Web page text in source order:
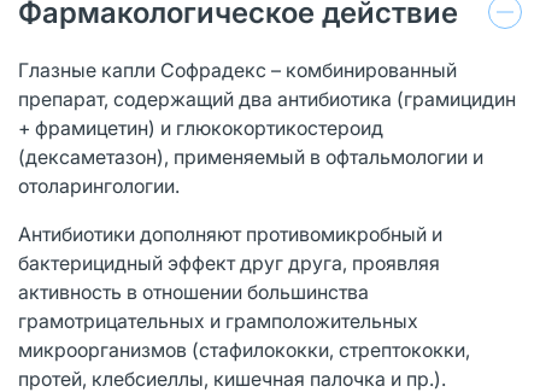
Фармакологическое действие
Глазные капли Софрадекс – комбинированный
препарат, содержащий два антибиотика (грамицидин
+ фрамицетин) и глюкокортикостероид
(дексаметазон), применяемый в офтальмологии и
отоларингологии.
Антибиотики дополняют противомикробный и
бактерицидный эффект друг друга, проявляя
активность в отношении большинства
грамотрицательных и грамположительных
микроорганизмов (стафилококки, стрептококки,
протей, клебсиеллы, кишечная палочка и пр.).